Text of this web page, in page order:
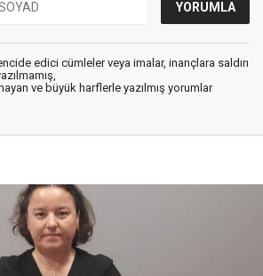
edici cümleler veya imalar, inançlara saldırı
ve büyük harflerle yazılmış yorumlar